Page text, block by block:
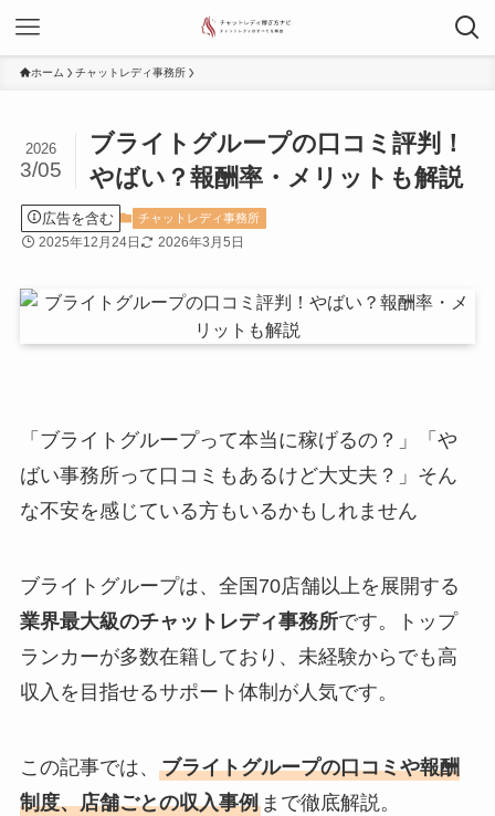
ホーム チャットレディ事務所
ブライトグループの口コミ評判！
やばい？報酬率・メリットも解説
2026
3/05
広告を含む チャットレディ事務所
2025年12月24日 2026年3月5日
「ブライトグループって本当に稼げるの？」「や
ばい事務所って口コミもあるけど大丈夫？」そん
な不安を感じている方もいるかもしれません
ブライトグループは、全国70店舗以上を展開する
業界最大級のチャットレディ事務所です。トップ
ランカーが多数在籍しており、未経験からでも高
収入を目指せるサポート体制が人気です。
この記事では、 ブライトグループの口コミや報酬
制度、店舗ごとの収入事例まで徹底解説。